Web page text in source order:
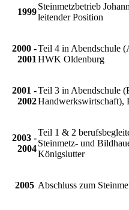
1999
Steinmetzbetrieb
leitender Position
2000 -
2001
Teil 4 in Abendschule
HWK Oldenburg
2001 -
2002
Teil 3 in Abendschule
Handwerkswirtschaft),
2003 -
2004
Teil 1 & 2
Steinmetz- und
Königslutter
2005 Abschluss zum